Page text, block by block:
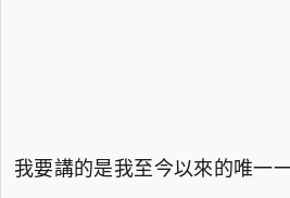
我要講的是我至今以來的唯一